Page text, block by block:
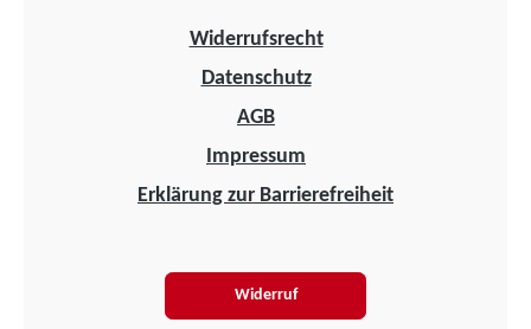
Widerrufsrecht
Datenschutz
AGB
Impressum
Erklärung zur Barrierefreiheit
Widerruf